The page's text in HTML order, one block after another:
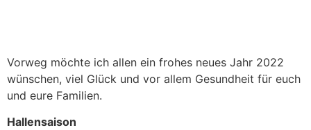
Vorweg möchte ich allen ein frohes neues Jahr 2022
wünschen, viel Glück und vor allem Gesundheit für euch
und eure Familien.
Hallensaison